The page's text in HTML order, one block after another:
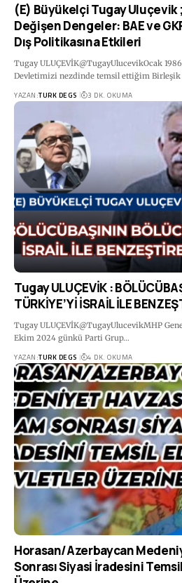
(E) Büyükelçi Tugay Uluçevik
Değişen Dengeler: BAE ve
Dış Politikasına Etkileri
Tugay ULUÇEVİK@TugayUlucevikOcak
Devletimizi nezdinde temsil ettiğim Birleşik
YAZAN:TURK DEGS 3 DK. OKUMA
Tugay ULUÇEVİK :
TÜRKİYE’Yİ İSRAİL İLE
Tugay ULUÇEVİK@TugayUlucevikMHP
Ekim 2024 günkü Parti Grup…
YAZAN:TURK DEGS 4 DK. OKUMA
Horasan/Azerbaycan
Sonrası Siyasi İradesini